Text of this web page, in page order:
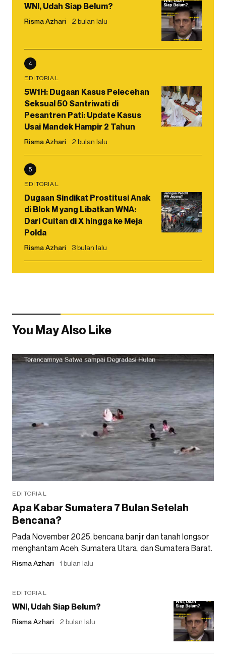
WNI, Udah Siap Belum?
Risma Azhari 2 bulan lalu
4
EDITORIAL
5W1H: Dugaan Kasus Pelecehan
Seksual 50 Santriwati di
Pesantren Pati: Update Kasus
Usai Mandek Hampir 2 Tahun
Risma Azhari 2 bulan lalu
5
EDITORIAL
Dugaan Sindikat Prostitusi Anak
di Blok M yang Libatkan WNA:
Dari Cuitan di X hingga ke Meja
Polda
Risma Azhari 3 bulan lalu
You May Also Like
EDITORIAL
Apa Kabar Sumatera 7 Bulan Setelah
Bencana?
Pada November 2025, bencana banjir dan tanah longsor
menghantam Aceh, Sumatera Utara, dan Sumatera Barat.
Risma Azhari 1 bulan lalu
EDITORIAL
WNI, Udah Siap Belum?
Risma Azhari 2 bulan lalu